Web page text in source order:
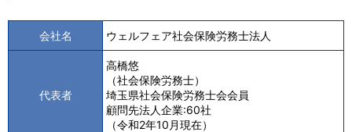
会社名 ウェルフェア社会保険労務士法人
代表者
高橋悠
（社会保険労務士）
埼玉県社会保険労務士会会員
顧問先法人企業:60社
（令和2年10月現在）